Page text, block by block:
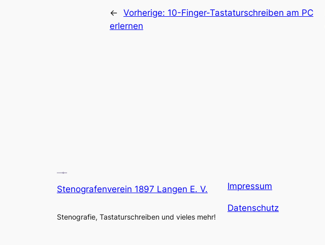
← Vorherige: 10-Finger-Tastaturschreiben am PC
erlernen
Stenografenverein 1897 Langen E. V.
Stenografie, Tastaturschreiben und vieles mehr!
Impressum
Datenschutz